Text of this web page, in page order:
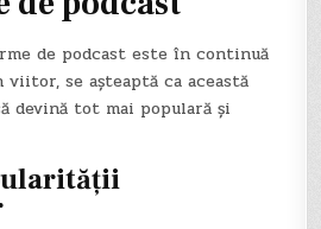
de podcast este în continuă
se așteaptă ca această
devină tot mai populară și